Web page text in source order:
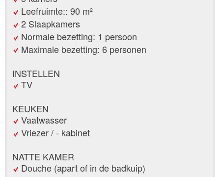
Leefruimte:: 90 m²
2 Slaapkamers
Normale bezetting: 1 persoon
Maximale bezetting: 6 personen
INSTELLEN
TV
KEUKEN
Vaatwasser
Vriezer / - kabinet
NATTE KAMER
Douche (apart of in de badkuip)